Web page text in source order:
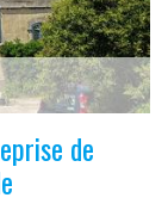
de